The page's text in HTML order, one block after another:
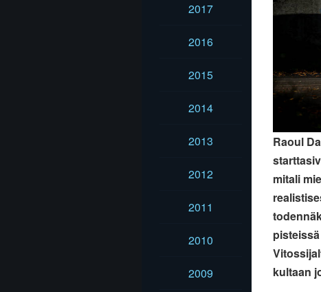
2017
2016
2015
2014
2013
2012
2011
2010
2009
Raoul
mitali
kultaan